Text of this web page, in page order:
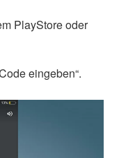
PlayStore oder
eingeben“.